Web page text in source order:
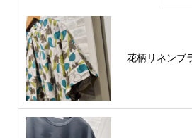
花柄リネンブ